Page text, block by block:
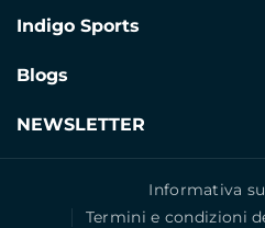
info@indigosports.es
🗨 +34 609 41 77 79 (Solo
Nuoto
Indigo Sports
Condizioni di Spedizione
Politica sulla privacy
Blogs
Blogs de Gimnasia Rítmica
Blogs de Fitness
Blogs de Natación
NEWSLETTER
¡Suscríbete a nuestro boletín
Indirizzo email
Informativa
Termini e condizioni